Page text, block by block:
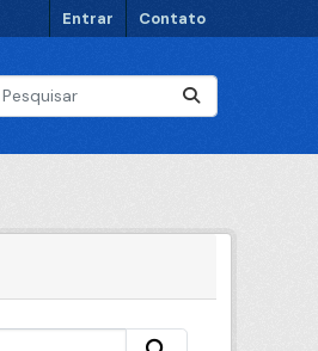
Entrar Contato